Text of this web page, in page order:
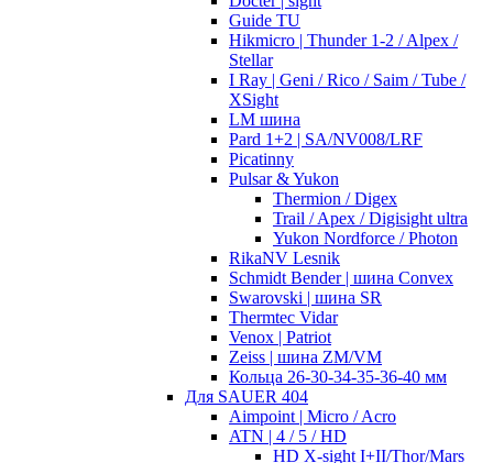
Guide TU
Hikmicro | Thunder 1-2 / Alpex /
Stellar
I Ray | Geni / Rico / Saim / Tube /
XSight
LM шина
Pard 1+2 | SA/NV008/LRF
Picatinny
Pulsar & Yukon
Thermion / Digex
Trail / Apex / Digisight ultra
Yukon Nordforce / Photon
RikaNV Lesnik
Schmidt Bender | шина Convex
Swarovski | шина SR
Thermtec Vidar
Venox | Patriot
Zeiss | шина ZM/VM
Кольца 26-30-34-35-36-40 мм
Для SAUER 404
Aimpoint | Micro / Acro
ATN | 4 / 5 / HD
HD X-sight I+II/Thor/Mars